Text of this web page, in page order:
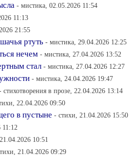
- мистика, 02.05.2026 11:54
11:13
21:55
ртуть - мистика, 29.04.2026 12:25
нечем - мистика, 27.04.2026 13:52
стал - мистика, 27.04.2026 12:27
- мистика, 24.04.2026 19:47
стихотворения в прозе, 22.04.2026 13:14
22.04.2026 09:50
в пустыне - стихи, 21.04.2026 15:50
11:12
10:51
21.04.2026 09:29